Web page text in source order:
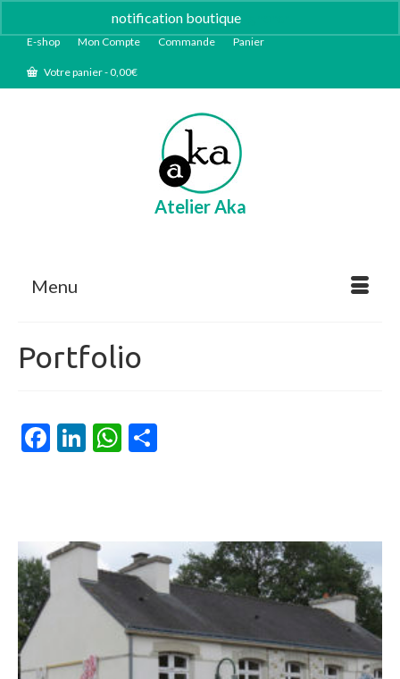
notification boutique
E-shop Mon Compte Commande Panier
Votre panier-0,00€
Atelier Aka
Menu
Portfolio
Facebook
LinkedIn
WhatsApp